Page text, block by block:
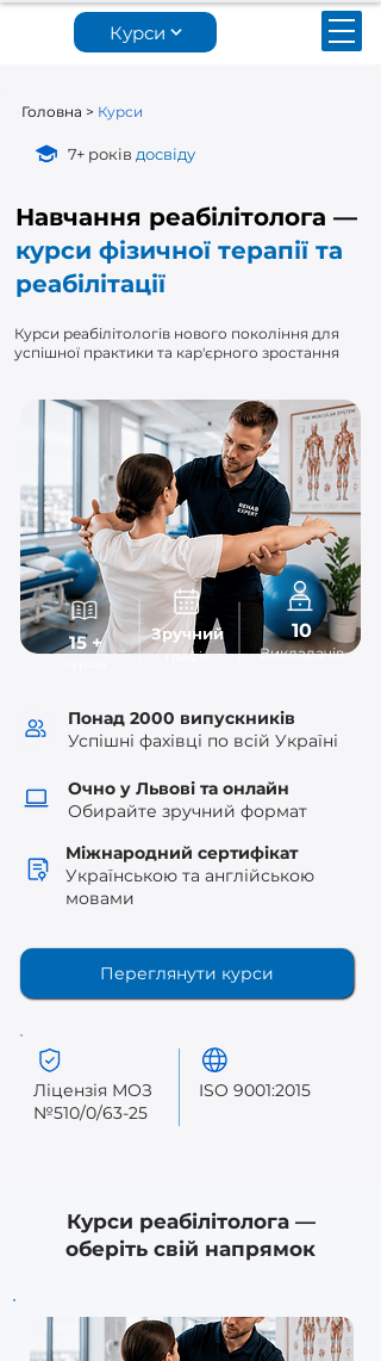
Курси
Головна > Курси
7+ років досвіду
Навчання реабілітолога —
курси фізичної терапії та
реабілітації
Курси реабілітологів нового покоління для
успішної практики та кар'єрного зростання
15 +
10
Викладачів
Зручний
графік
Понад 2000 випускників
Успішні фахівці по всій Україні
Очно у Львові та онлайн
Обирайте зручний формат
Міжнародний сертифікат
Українською та англійською
мовами
Переглянути курси
Ліцензія МОЗ
№510/0/63-25
ISO 9001:2015
Курси реабілітолога —
оберіть свій напрямок